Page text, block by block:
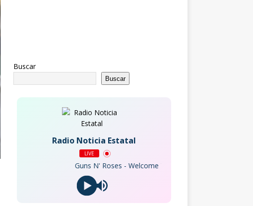
Buscar
Buscar
Radio Noticia Estatal
LIVE
Guns N' Roses - Welcome To The Jungle